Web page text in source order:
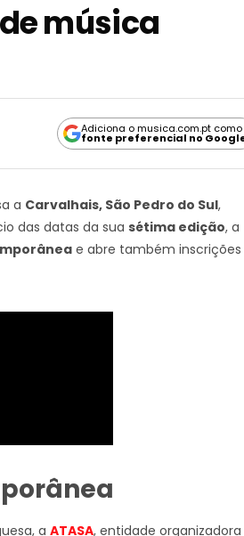
música
Adiciona o musica.com.pt como
fonte preferencial no
a Carvalhais, São Pedro do Sul,
das datas da sua sétima edição, a
e abre também inscrições
a ATASA, entidade organizadora